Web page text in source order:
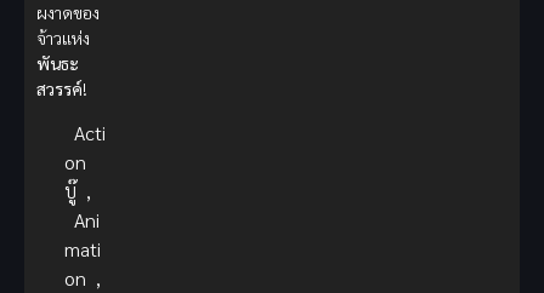
ผงาดของ
จ้าวแห่ง
พันธะ
สวรรค์!
Acti
on
บู๊ ,
Ani
mati
on ,